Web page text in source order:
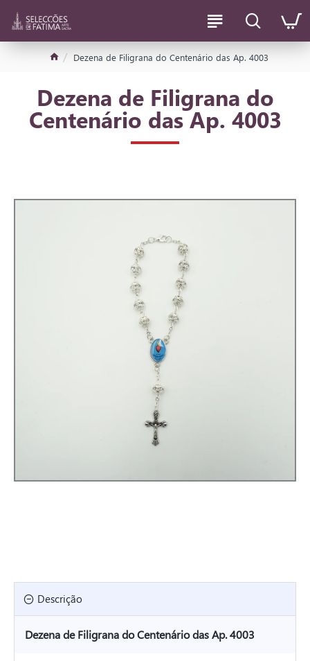
Dezena de Filigrana do Centenário das Ap. 4003
Dezena de Filigrana do
Centenário das Ap. 4003
Descrição
Dezena de Filigrana do Centenário das Ap. 4003